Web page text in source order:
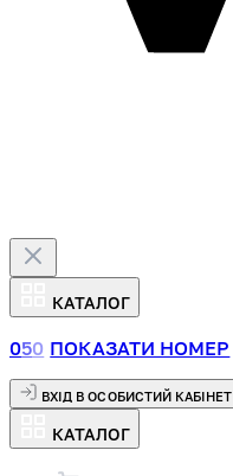
КАТАЛОГ
050 ПОКАЗАТИ НОМЕР
ВХІД В ОСОБИСТИЙ КАБІНЕТ
КАТАЛОГ